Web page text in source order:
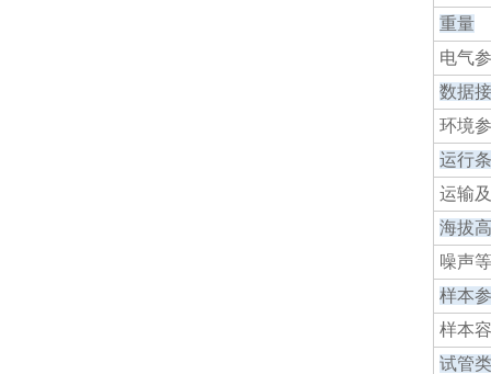
重量
电气
数据
环境
运行
运输
海拔
噪声
样本
样本
试管